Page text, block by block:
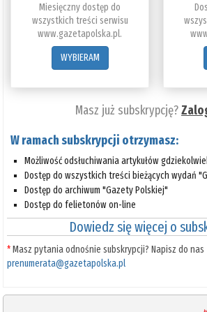
Miesięczny dostęp do
wszystkich treści serwisu
www.gazetapolska.pl.
WYBIERAM
Masz już subskrypcję?
W ramach subskrypcji otrzymasz:
Możliwość odsłuchiwania artykułów
Dostęp do wszystkich treści bieżących wydań
Dostęp do archiwum "Gazety Polskiej"
Dostęp do felietonów on-line
Dowiedz się więcej o
*Masz pytania odnośnie subskrypcji? Napisz do nas
prenumerata@gazetapolska.pl